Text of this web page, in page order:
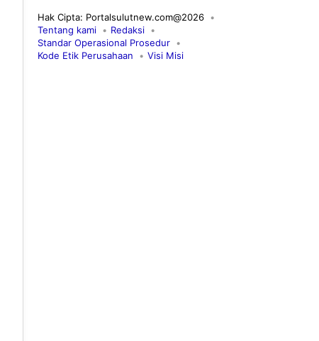
Hak Cipta: Portalsulutnew.com@2026
Tentang kami
Redaksi
Standar Operasional Prosedur
Kode Etik Perusahaan
Visi Misi